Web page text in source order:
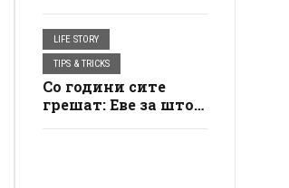
треба лесно да ги
фрлате во ѓубрето
LIFE STORY
TIPS & TRICKS
Со години сите
грешат: Еве за што